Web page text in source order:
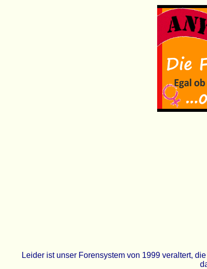
Leider ist unser Forensystem von 1999 veraltert,